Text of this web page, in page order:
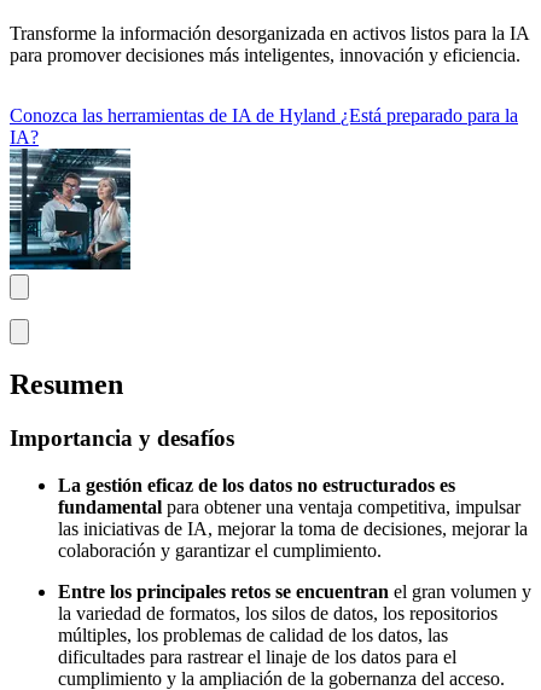
Transforme la información desorganizada en activos listos para la IA
para promover decisiones más inteligentes, innovación y eficiencia.
Conozca las herramientas de IA de Hyland ¿Está preparado para la
IA?
Resumen
Importancia y desafíos
La gestión eficaz de los datos no estructurados es
fundamental para obtener una ventaja competitiva, impulsar
las iniciativas de IA, mejorar la toma de decisiones, mejorar la
colaboración y garantizar el cumplimiento.
Entre los principales retos se encuentran el gran volumen y
la variedad de formatos, los silos de datos, los repositorios
múltiples, los problemas de calidad de los datos, las
dificultades para rastrear el linaje de los datos para el
cumplimiento y la ampliación de la gobernanza del acceso.